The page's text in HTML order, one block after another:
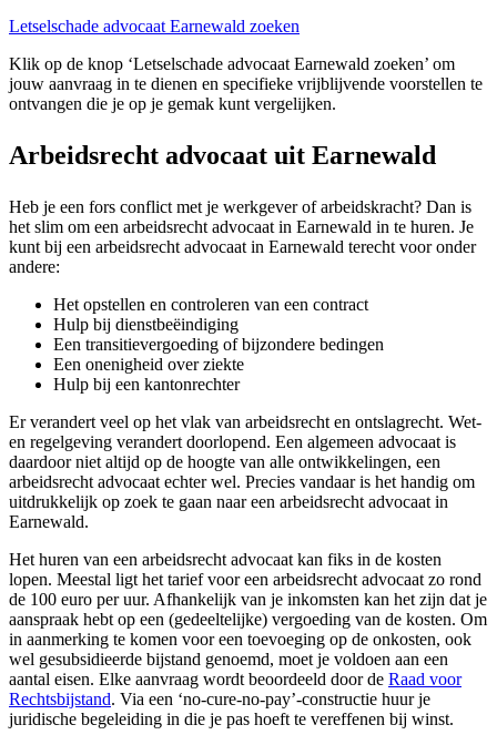
Letselschade advocaat Earnewald zoeken
Klik op de knop ‘Letselschade advocaat Earnewald zoeken’ om
jouw aanvraag in te dienen en specifieke vrijblijvende voorstellen te
ontvangen die je op je gemak kunt vergelijken.
Arbeidsrecht advocaat uit Earnewald
Heb je een fors conflict met je werkgever of arbeidskracht? Dan is
het slim om een arbeidsrecht advocaat in Earnewald in te huren. Je
kunt bij een arbeidsrecht advocaat in Earnewald terecht voor onder
andere:
Het opstellen en controleren van een contract
Hulp bij dienstbeëindiging
Een transitievergoeding of bijzondere bedingen
Een onenigheid over ziekte
Hulp bij een kantonrechter
Er verandert veel op het vlak van arbeidsrecht en ontslagrecht. Wet-
en regelgeving verandert doorlopend. Een algemeen advocaat is
daardoor niet altijd op de hoogte van alle ontwikkelingen, een
arbeidsrecht advocaat echter wel. Precies vandaar is het handig om
uitdrukkelijk op zoek te gaan naar een arbeidsrecht advocaat in
Earnewald.
Het huren van een arbeidsrecht advocaat kan fiks in de kosten
lopen. Meestal ligt het tarief voor een arbeidsrecht advocaat zo rond
de 100 euro per uur. Afhankelijk van je inkomsten kan het zijn dat je
aanspraak hebt op een (gedeeltelijke) vergoeding van de kosten. Om
in aanmerking te komen voor een toevoeging op de onkosten, ook
wel gesubsidieerde bijstand genoemd, moet je voldoen aan een
aantal eisen. Elke aanvraag wordt beoordeeld door de Raad voor
Rechtsbijstand. Via een ‘no-cure-no-pay’-constructie huur je
juridische begeleiding in die je pas hoeft te vereffenen bij winst.